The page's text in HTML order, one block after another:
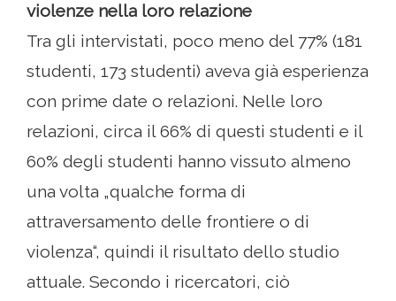
violenze nella loro relazione
Tra gli intervistati, poco meno del 77% (181
studenti, 173 studenti) aveva già esperienza
con prime date o relazioni. Nelle loro
relazioni, circa il 66% di questi studenti e il
60% degli studenti hanno vissuto almeno
una volta „qualche forma di
attraversamento delle frontiere o di
violenza“, quindi il risultato dello studio
attuale. Secondo i ricercatori, ciò